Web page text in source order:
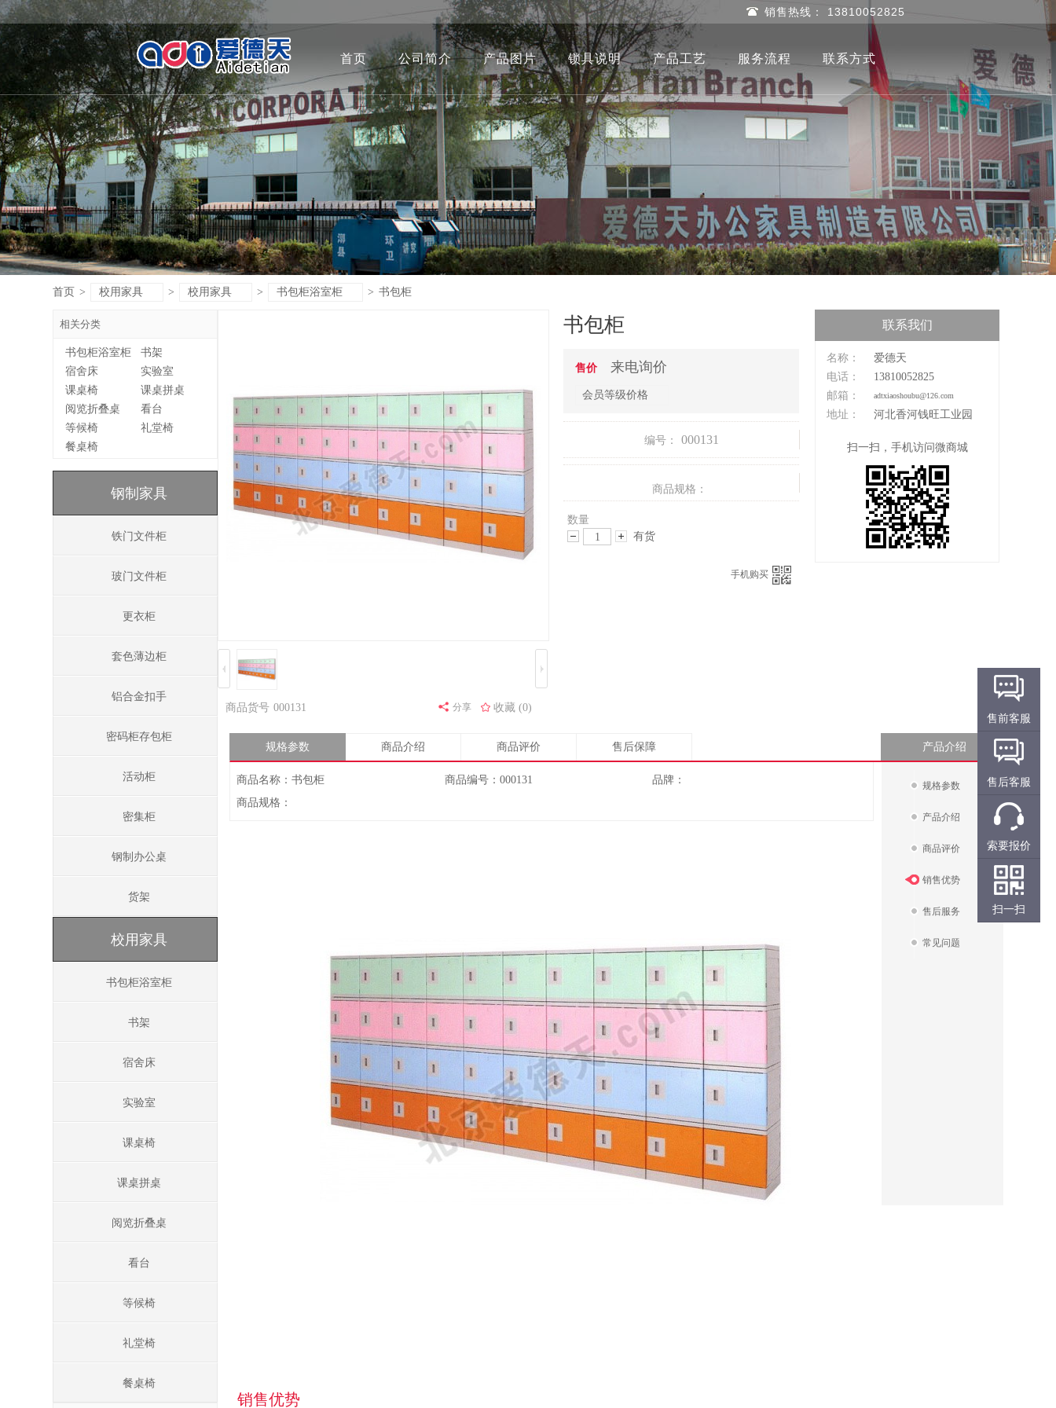
销售热线： 13810052825
首页 公司简介 产品图片 锁具说明 产品工艺 服务流程 联系方式
首页 > 校用家具 > 校用家具 > 书包柜浴室柜 > 书包柜
相关分类
书包柜浴室柜
书架
宿舍床
实验室
课桌椅
课桌拼桌
阅览折叠桌
看台
等候椅
礼堂椅
餐桌椅
钢制家具
铁门文件柜
玻门文件柜
更衣柜
套色薄边柜
铝合金扣手
密码柜存包柜
活动柜
密集柜
钢制办公桌
货架
校用家具
书包柜浴室柜
书架
宿舍床
实验室
课桌椅
课桌拼桌
阅览折叠桌
看台
等候椅
礼堂椅
餐桌椅
商品货号 000131 收藏 (0)
分享
书包柜
售价 来电询价
会员等级价格
编号： 000131
商品规格：
数量
有货
手机购买
联系我们
名称：
爱德天
电话：
13810052825
邮箱：
adtxiaoshoubu@126.com
地址： 河北香河钱旺工业园
扫一扫，手机访问微商城
规格参数 商品介绍 商品评价 售后保障 产品介绍
规格参数
产品介绍
商品评价
销售优势
售后服务
常见问题
商品名称：书包柜 商品编号：000131
品牌：
商品规格：
销售优势
售前客服
售后客服
索要报价
扫一扫